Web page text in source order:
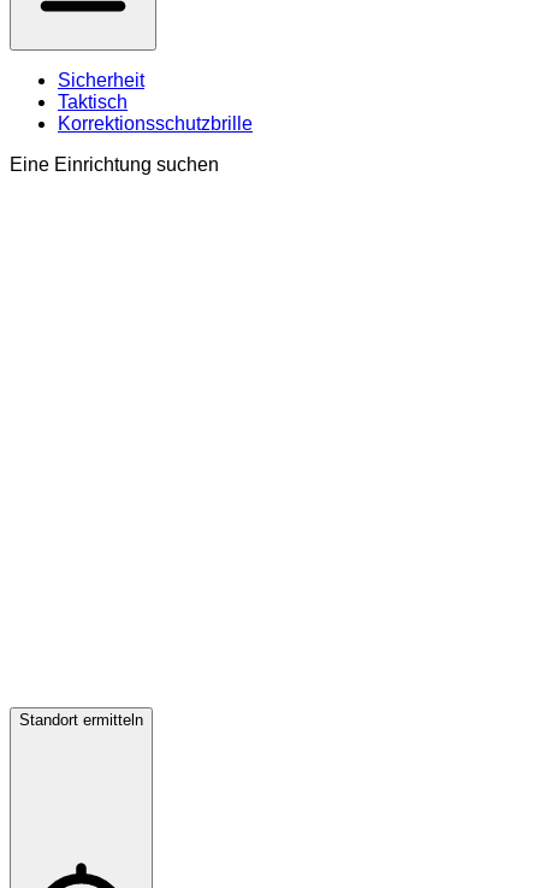
Sicherheit
Taktisch
Korrektionsschutzbrille
Eine Einrichtung suchen
Standort ermitteln